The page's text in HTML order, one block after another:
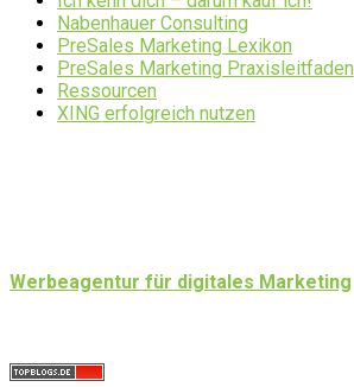
Nabenhauer Consulting
PreSales Marketing Lexikon
PreSales Marketing Praxisleitfaden
Ressourcen
XING erfolgreich nutzen
Werbeagentur für digitales Marketing